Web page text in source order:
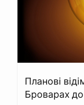
Планові
Броварах до